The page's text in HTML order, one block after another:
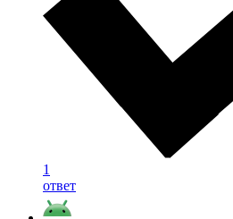
1
ответ